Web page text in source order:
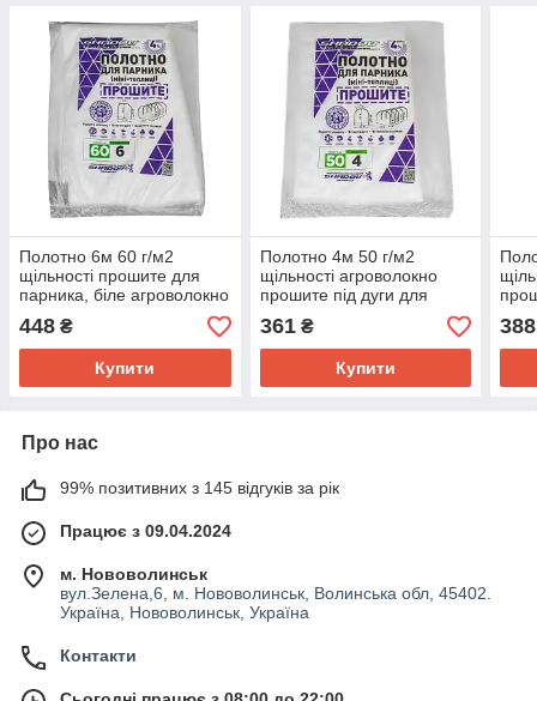
Полотно 6м 60 г/м2
щільності прошите для
парника, біле агроволокно
( спанбонд для парника)
448 ₴
Купити
Полотно 4м 50 г/м2
щільності агроволокно
прошите під дуги для
парника
361₴
Купити
388
Про нас
99% позитивних з 145 відгуків за рік
Працює з 09.04.2024
м. Нововолинськ
вул.Зелена,6, м. Нововолинськ, Волинська обл, 45402.
Україна, Нововолинськ, Україна
Контакти